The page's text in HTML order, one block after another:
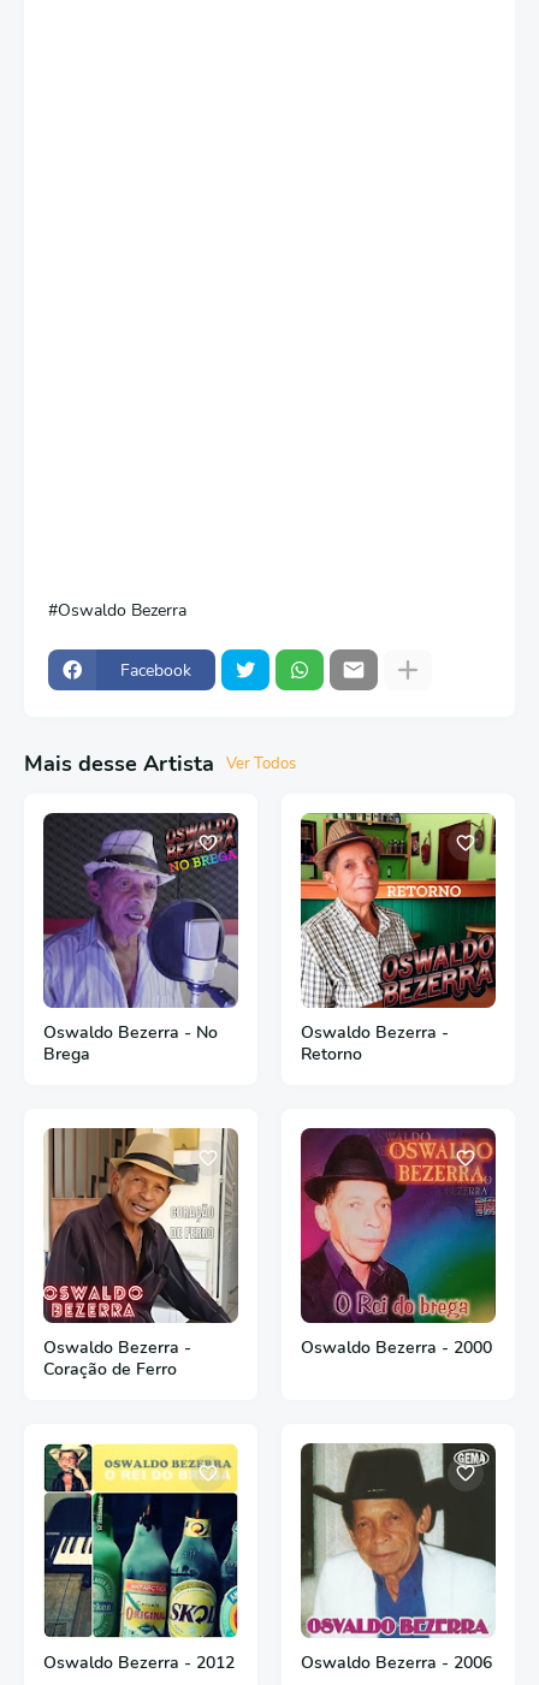
Oswaldo Bezerra
Facebook
Mais desse Artista Ver Todos
Oswaldo Bezerra - No
Brega
Oswaldo Bezerra -
Retorno
Oswaldo Bezerra -
Coração de Ferro
Oswaldo Bezerra - 2000
Oswaldo Bezerra - 2012 Oswaldo Bezerra - 2006